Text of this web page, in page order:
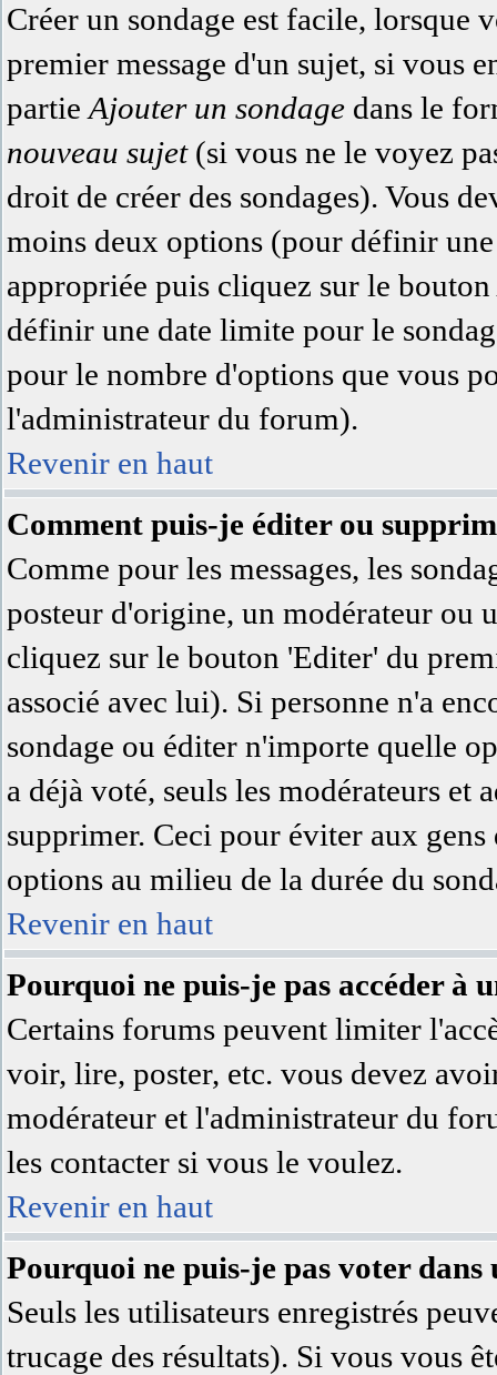
Créer un sondage est facile, lorsque
premier message d'un sujet, si vous
partie Ajouter un sondage dans le
nouveau sujet(si vous ne le voyez
droit de créer des sondages). Vous
moins deux options (pour définir
appropriée puis cliquez sur le bouton
définir une date limite pour le
pour le nombre d'options que vous
l'administrateur du forum).
Revenir en haut
Comment puis-je éditer ou
Comme pour les messages, les
posteur d'origine, un modérateur ou
cliquez sur le bouton 'Editer' du
associé avec lui). Si personne n'a
sondage ou éditer n'importe quelle
a déjà voté, seuls les modérateurs
supprimer. Ceci pour éviter aux
options au milieu de la durée du
Revenir en haut
Pourquoi ne puis-je pas accéder à
Certains forums peuvent limiter
voir, lire, poster, etc. vous devez
modérateur et l'administrateur du
les contacter si vous le voulez.
Revenir en haut
Pourquoi ne puis-je pas voter dans
Seuls les utilisateurs enregistrés
trucage des résultats). Si vous vous